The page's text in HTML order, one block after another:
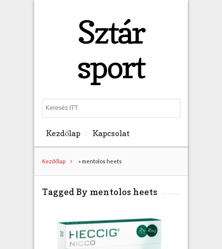
Sztár
sport
e
h
Kezdőlap Kapcsolat
Kezdőlap » mentolos heets
Tagged By mentolos heets